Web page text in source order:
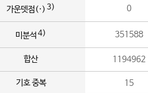
가운뎃점(·) 3) 0
미분석 4) 351588
합산 1194962
기호 중복 15